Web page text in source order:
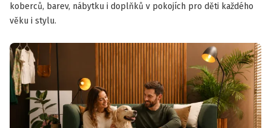
koberců, barev, nábytku i doplňků v pokojích pro děti každého
věku i stylu.